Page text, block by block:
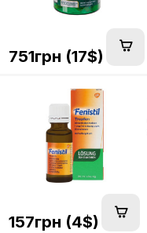
751грн (17$)
157грн (4$)